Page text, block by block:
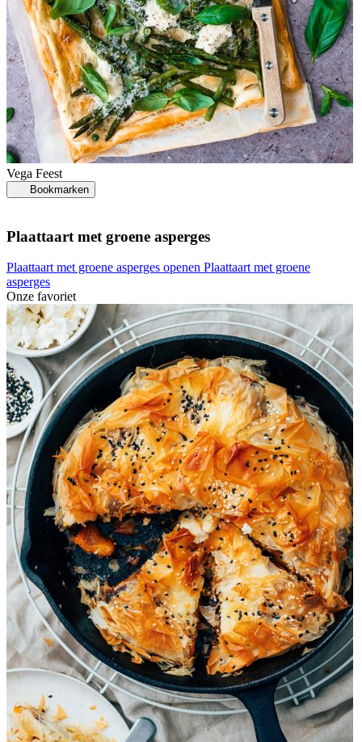
Vega Feest
Bookmarken
Plaattaart met groene asperges
Plaattaart met groene asperges openen Plaattaart met groene
asperges
Onze favoriet